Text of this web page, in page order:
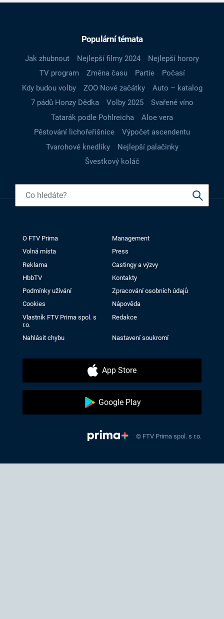
Populární témata
Jak zhubnout Nejlepší filmy 2024
Nejlepší horory
TV program
Změna času Partie
Počasí
Kdy budou volby
ZOO Nové začátky
Auto – katalog
7 pádů Honzy Dědka
Volby 2025
Svařené víno
Tatarák podle Pohlreicha
Aloe vera
Pěstování lichořeřišnice
Výpočet ascendentu
Tvarohové knedlíky
Nejlepší palačinky
Švestkový koláč
O FTV Prima
Management
Volná místa
Press
Reklama
Castingy a výzvy
HbbTV
Kontakty
Podmínky užívání
Zpracování osobních údajů
Cookies
Nápověda
Vlastník FTV Prima spol. s
r.o.
Redakce
Nahlásit chybu Nastavení soukromí
App Store
Google Play
© FTV Prima spol. s r.o.